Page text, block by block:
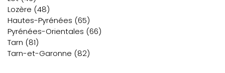
Lozère (48)
Hautes-Pyrénées (65)
Pyrénées-Orientales (66)
Tarn (81)
Tarn-et-Garonne (82)